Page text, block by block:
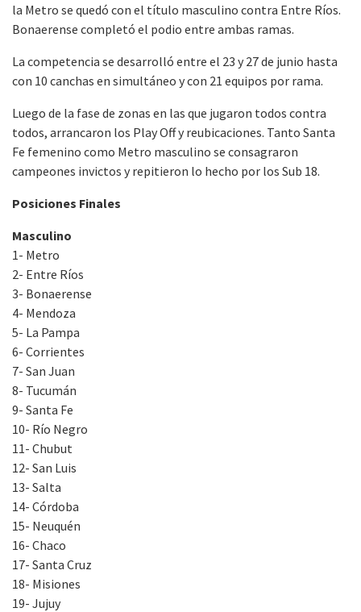
la Metro se quedó con el título masculino contra Entre Ríos.
Bonaerense completó el podio entre ambas ramas.
La competencia se desarrolló entre el 23 y 27 de junio hasta
con 10 canchas en simultáneo y con 21 equipos por rama.
Luego de la fase de zonas en las que jugaron todos contra
todos, arrancaron los Play Off y reubicaciones. Tanto Santa
Fe femenino como Metro masculino se consagraron
campeones invictos y repitieron lo hecho por los Sub 18.
Posiciones Finales
Masculino
1- Metro
2- Entre Ríos
3- Bonaerense
4- Mendoza
5- La Pampa
6- Corrientes
7- San Juan
8- Tucumán
9- Santa Fe
10- Río Negro
11- Chubut
12- San Luis
13- Salta
14- Córdoba
15- Neuquén
16- Chaco
17- Santa Cruz
18- Misiones
19- Jujuy